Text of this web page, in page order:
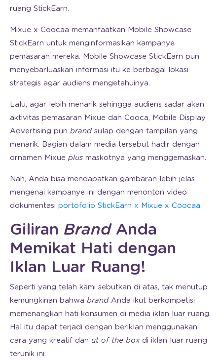
ruang StickEarn.
Mixue x Coocaa memanfaatkan Mobile Showcase
StickEarn untuk menginformasikan kampanye
pemasaran mereka. Mobile Showcase StickEarn pun
menyebarluaskan informasi itu ke berbagai lokasi
strategis agar audiens mengetahuinya.
Lalu, agar lebih menarik sehingga audiens sadar akan
aktivitas pemasaran Mixue dan Cooca, Mobile Display
Advertising pun brand sulap dengan tampilan yang
menarik. Bagian dalam media tersebut hadir dengan
ornamen Mixue plus maskotnya yang menggemaskan.
Nah, Anda bisa mendapatkan gambaran lebih jelas
mengenai kampanye ini dengan menonton video
dokumentasi portofolio StickEarn x Mixue x Coocaa.
Giliran BrandAnda
Memikat Hati dengan
Iklan Luar Ruang!
Seperti yang telah kami sebutkan di atas, tak menutup
kemungkinan bahwa brandAnda ikut berkompetisi
memenangkan hati konsumen di media iklan luar ruang.
Hal itu dapat terjadi dengan beriklan menggunakan
cara yang kreatif dan ut of the boxdi iklan luar ruang
terunik ini.